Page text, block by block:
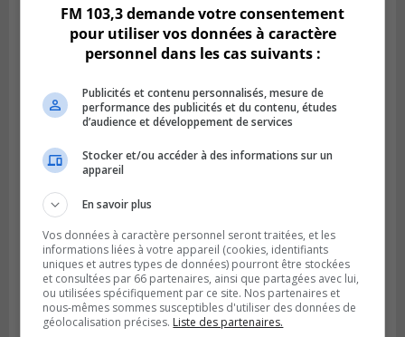
Greenfield Park veut s’armer contre les
fortes
pluies
SAINT-HUBERT
Publié le 6 août 2026 à 09h39
FM 103,3 demande votre consentement
pour utiliser vos données à caractère
personnel dans les cas suivants :
Publicités et contenu personnalisés, mesure de
performance des publicités et du contenu, études
d’audience et développement de services
Stocker et/ou accéder à des informations sur un
appareil
En savoir plus
Vos données à caractère personnel seront traitées, et les
informations liées à votre appareil (cookies, identifiants
uniques et autres types de données) pourront être stockées
et consultées par 66 partenaires, ainsi que partagées avec lui,
ou utilisées spécifiquement par ce site. Nos partenaires et
nous-mêmes sommes susceptibles d'utiliser des données de
géolocalisation précises. Liste des partenaires.